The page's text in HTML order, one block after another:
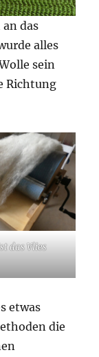
das
alles
sein
Richtung
das Vlies
etwas
die